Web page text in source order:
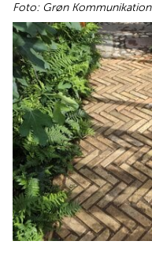
Foto: Grøn